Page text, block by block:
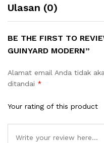
Ulasan (0)
BE THE FIRST TO
GUINYARD MODERN”
Alamat email Anda tidak
ditandai *
Your rating of this product